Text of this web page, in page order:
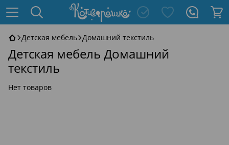
Детская мебель Домашний текстиль
Детская мебель Домашний
текстиль
Нет товаров